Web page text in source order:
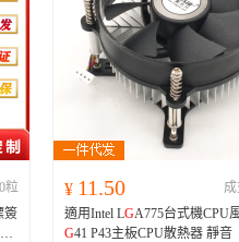
粒
簽
¥ 11.50
成
適用Intel LGA775台式機CPU
G41 P43主板CPU散熱器 靜音